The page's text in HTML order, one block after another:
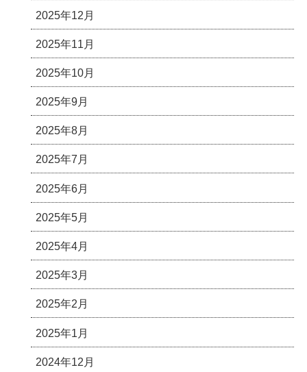
2025年12月
2025年11月
2025年10月
2025年9月
2025年8月
2025年7月
2025年6月
2025年5月
2025年4月
2025年3月
2025年2月
2025年1月
2024年12月